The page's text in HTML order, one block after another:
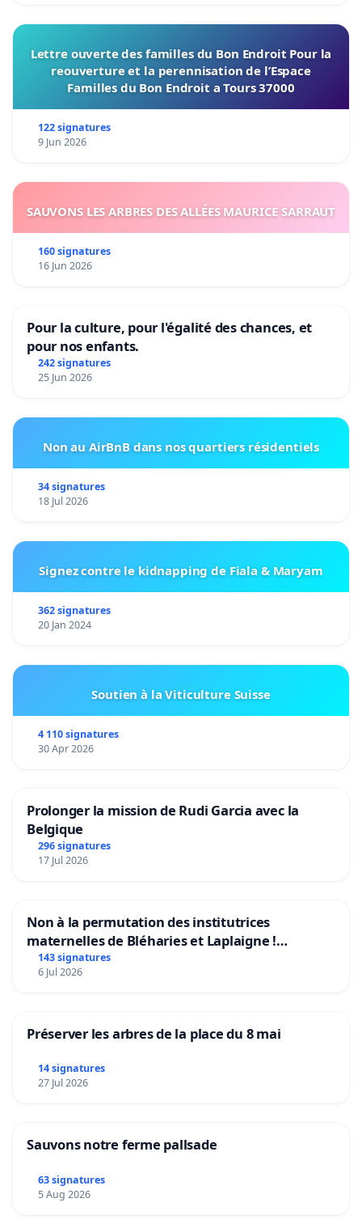
Lettre ouverte des familles du Bon Endroit Pour la
reouverture et la perennisation de l’Espace
Familles du Bon Endroit a Tours 37000
122 signatures
9 Jun 2026
SAUVONS LES ARBRES DES ALLÉES MAURICE SARRAUT
160 signatures
16 Jun 2026
Pour la culture, pour l'égalité des chances, et
pour nos enfants.
242 signatures
25 Jun 2026
Non au AirBnB dans nos quartiers résidentiels
34 signatures
18 Jul 2026
Signez contre le kidnapping de Fiala & Maryam
362 signatures
20 Jan 2024
Soutien à la Viticulture Suisse
4 110 signatures
30 Apr 2026
Prolonger la mission de Rudi Garcia avec la
Belgique
296 signatures
17 Jul 2026
Non à la permutation des institutrices
maternelles de Bléharies et Laplaigne !
Préservons la stabilité de nos enfants.
143 signatures
6 Jul 2026
Préserver les arbres de la place du 8 mai
14 signatures
27 Jul 2026
Sauvons notre ferme pallsade
63 signatures
5 Aug 2026